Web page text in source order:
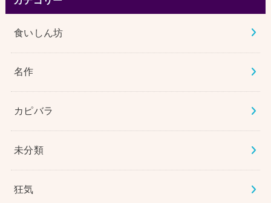
食いしん坊
名作
カピバラ
未分類
狂気